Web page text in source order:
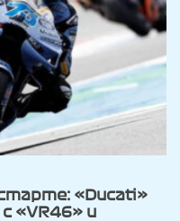
«Ducati»
«VR46» и